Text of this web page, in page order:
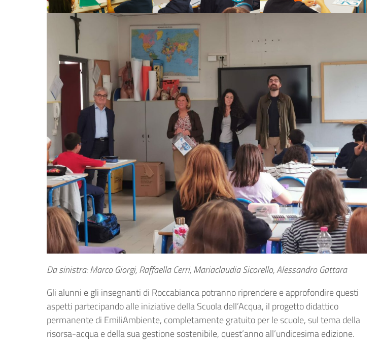
Da sinistra: Marco Giorgi, Raffaella Cerri, Mariaclaudia Sicorello, Alessandro Gattara
Gli alunni e gli insegnanti di Roccabianca potranno riprendere e approfondire questi
aspetti partecipando alle iniziative della Scuola dell’Acqua, il progetto didattico
permanente di EmiliAmbiente, completamente gratuito per le scuole, sul tema della
risorsa-acqua e della sua gestione sostenibile, quest’anno all’undicesima edizione.